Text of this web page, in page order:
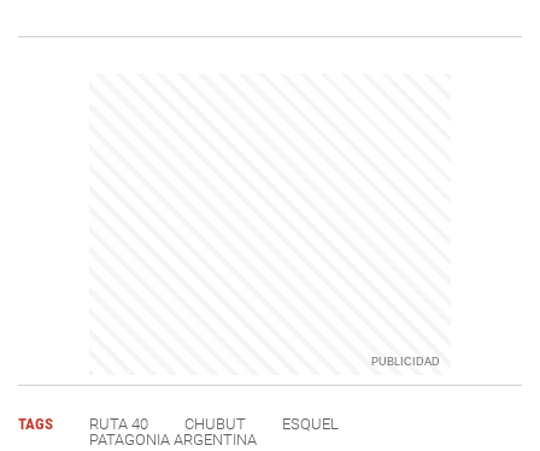
TAGS RUTA 40 CHUBUT
ESQUEL
PATAGONIA ARGENTINA